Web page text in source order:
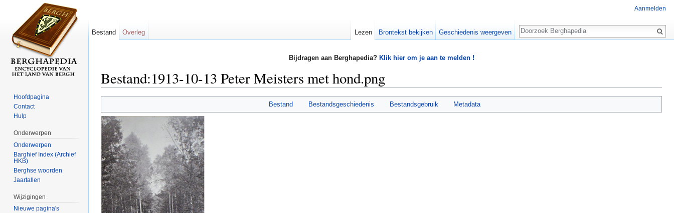
Bijdragen aan Berghapedia? Klik hier om je aan te melden !
Bestand:1913-10-13 Peter Meisters met hond.png
Bestand Bestandsgeschiedenis Bestandsgebruik Metadata
Aanmelden
Bestand Overleg Lezen Brontekst bekijken Geschiedenis weergeven
Zoeken
Hoofdpagina
Contact
Hulp
Onderwerpen
Onderwerpen
Barghief Index (Archief
HKB)
Berghse woorden
Jaartallen
Wijzigingen
Nieuwe pagina's